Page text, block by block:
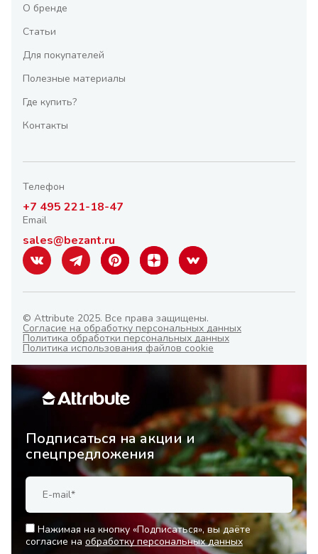
О бренде
Статьи
Для покупателей
Полезные материалы
Где купить?
Контакты
Телефон
+7 495 221-18-47
Email
sales@bezant.ru
© Attribute 2025. Все права защищены.
Согласие на обработку персональных данных
Политика обработки персональных данных
Политика использования файлов cookie
Подписаться на акции и
спецпредложения
Нажимая на кнопку «Подписаться», вы даёте
согласие на обработку персональных данных